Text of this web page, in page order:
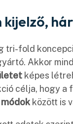
kijelző,
tri-fold
Akkor
képes
célja, hogy a
módok között is